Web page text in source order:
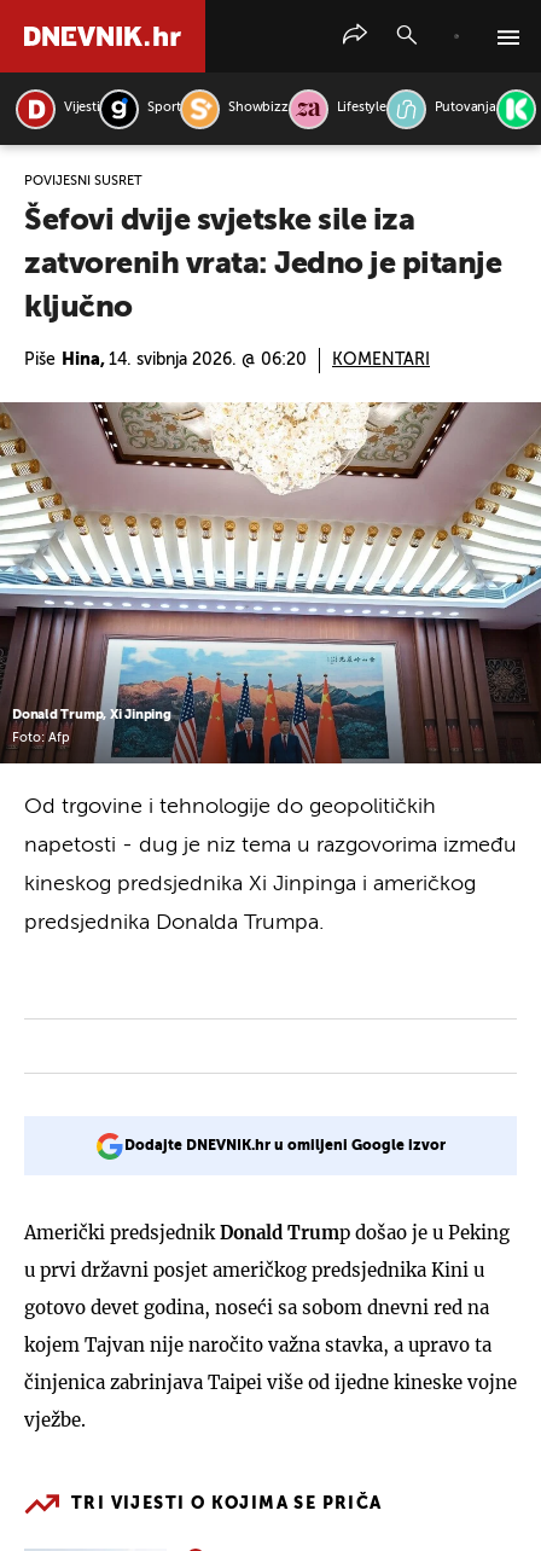
Vijesti Sport Showbizz Lifestyle Putovanja
POVIJESNI SUSRET
Šefovi dvije svjetske sile iza
zatvorenih vrata: Jedno je pitanje
ključno
Piše Hina, 14. svibnja 2026. @ 06:20 KOMENTARI
Donald Trump, Xi Jinping
Foto: Afp
Od trgovine i tehnologije do geopolitičkih
napetosti - dug je niz tema u razgovorima između
kineskog predsjednika Xi Jinpinga i američkog
predsjednika Donalda Trumpa.
Dodajte DNEVNIK.hr u omiljeni Google izvor
Američki predsjednik Donald Trump došao je u Peking
u prvi državni posjet američkog predsjednika Kini u
gotovo devet godina, noseći sa sobom dnevni red na
kojem Tajvan nije naročito važna stavka, a upravo ta
činjenica zabrinjava Taipei više od ijedne kineske vojne
vježbe.
TRI VIJESTI O KOJIMA SE PRIČA
PRETRAŽITE VIJESTI